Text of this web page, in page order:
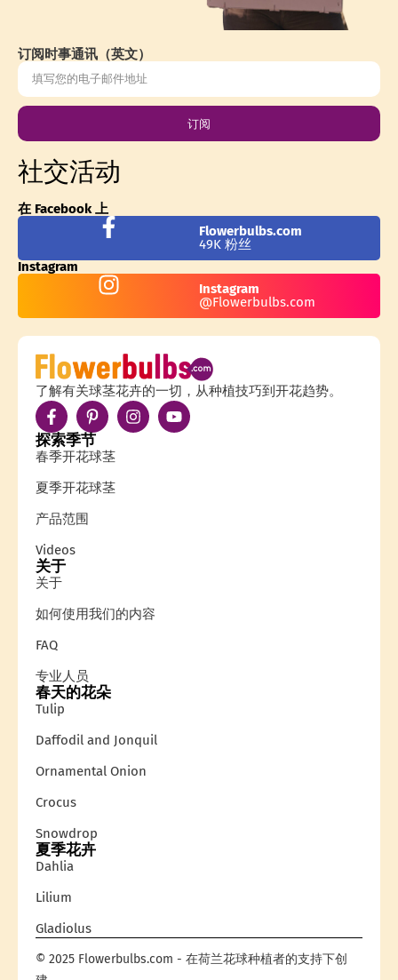
订阅时事通讯（英文）
订阅
社交活动
在 Facebook 上
Flowerbulbs.com
49K 粉丝
Instagram
Instagram
@Flowerbulbs.com
了解有关球茎花卉的一切，从种植技巧到开花趋势。
探索季节
春季开花球茎
夏季开花球茎
产品范围
Videos
关于
关于
如何使用我们的内容
FAQ
专业人员
春天的花朵
Tulip
Daffodil and Jonquil
Ornamental Onion
Crocus
Snowdrop
夏季花卉
Dahlia
Lilium
Gladiolus
© 2025 Flowerbulbs.com - 在荷兰花球种植者的支持下创